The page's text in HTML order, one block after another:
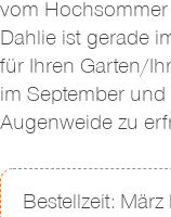
vom
Dahlie ist gerade
für Ihren Garten/
im September
Augenweide zu
Bestellzeit: